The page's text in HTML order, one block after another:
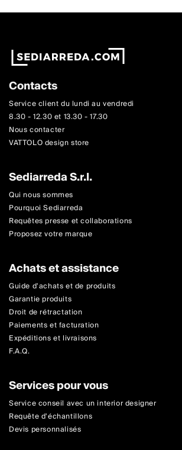
Contacts
Service client du lundi au vendredi
8.30 - 12.30 et 13.30 - 17.30
Nous contacter
VATTOLO design store
Sediarreda S.r.l.
Qui nous sommes
Pourquoi Sediarreda
Requêtes presse et collaborations
Proposez votre marque
Achats et assistance
Guide d'achats et de produits
Garantie produits
Droit de rétractation
Paiements et facturation
Expéditions et livraisons
F.A.Q.
Services pour vous
Service conseil avec un interior designer
Requête d'échantillons
Devis personnalisés